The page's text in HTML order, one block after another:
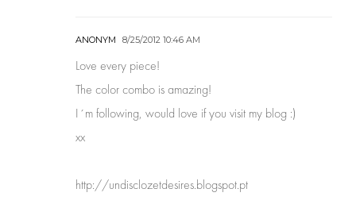
ANONYM 8/25/2012 10:46 AM
Love every piece!
The color combo is amazing!
I´m following, would love if you visit my blog :)
xx
http://undisclozetdesires.blogspot.pt